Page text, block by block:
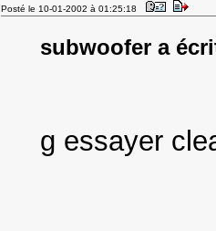
Posté le 10-01-2002 à 01:25:18
subwoofer a
g essayer